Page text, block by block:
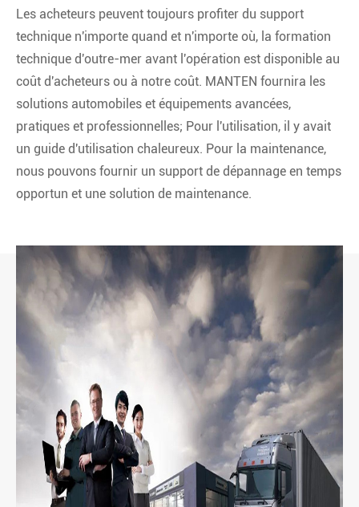
Les acheteurs peuvent toujours profiter du support
technique n'importe quand et n'importe où, la formation
technique d'outre-mer avant l'opération est disponible au
coût d'acheteurs ou à notre coût. MANTEN fournira les
solutions automobiles et équipements avancées,
pratiques et professionnelles; Pour l'utilisation, il y avait
un guide d'utilisation chaleureux. Pour la maintenance,
nous pouvons fournir un support de dépannage en temps
opportun et une solution de maintenance.